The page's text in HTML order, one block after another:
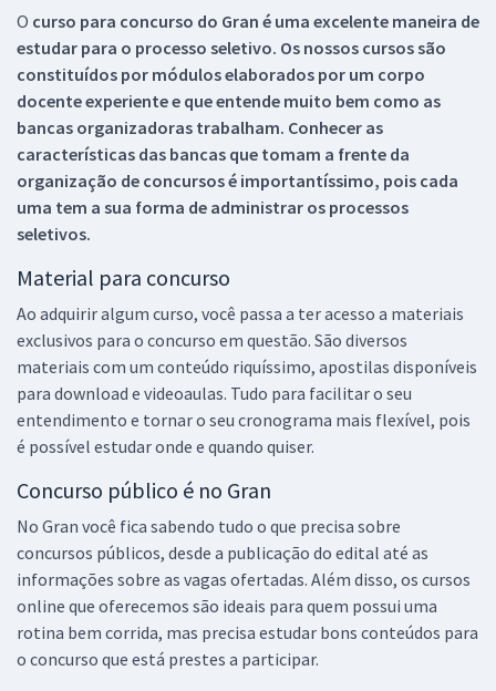
O curso para concurso do Gran é uma excelente maneira de
estudar para o processo seletivo. Os nossos cursos são
constituídos por módulos elaborados por um corpo
docente experiente e que entende muito bem como as
bancas organizadoras trabalham. Conhecer as
características das bancas que tomam a frente da
organização de concursos é importantíssimo, pois cada
uma tem a sua forma de administrar os processos
seletivos.
Material para concurso
Ao adquirir algum curso, você passa a ter acesso a materiais
exclusivos para o concurso em questão. São diversos
materiais com um conteúdo riquíssimo, apostilas disponíveis
para download e videoaulas. Tudo para facilitar o seu
entendimento e tornar o seu cronograma mais flexível, pois
é possível estudar onde e quando quiser.
Concurso público é no Gran
No Gran você fica sabendo tudo o que precisa sobre
concursos públicos, desde a publicação do edital até as
informações sobre as vagas ofertadas. Além disso, os cursos
online que oferecemos são ideais para quem possui uma
rotina bem corrida, mas precisa estudar bons conteúdos para
o concurso que está prestes a participar.